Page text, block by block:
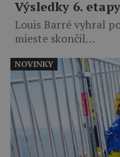
Výsledky 6.
Louis Barré vyhral
mieste skončil…
NOVINKY